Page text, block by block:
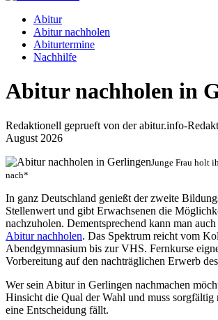
Abitur
Abitur nachholen
Abiturtermine
Nachhilfe
Abitur nachholen in
Redaktionell geprueft von der abitur.info-
August 2026
Junge Frau holt
nach*
In ganz Deutschland genießt der zweite
Stellenwert und gibt Erwachsenen die
nachzuholen. Dementsprechend kann man auch
Abitur nachholen. Das Spektrum reicht vom
Abendgymnasium bis zur VHS. Fernkurse
Vorbereitung auf den nachträglichen Erwerb
Wer sein Abitur in Gerlingen nachmachen
Hinsicht die Qual der Wahl und muss sorgfältig
eine Entscheidung fällt.